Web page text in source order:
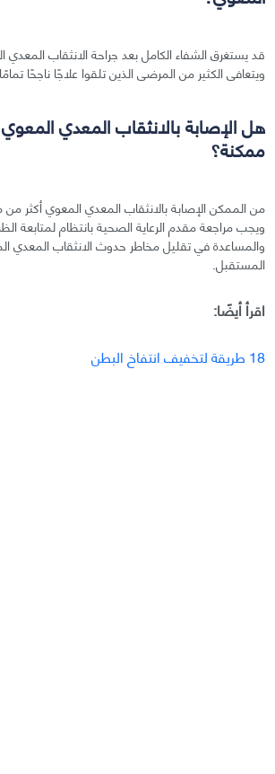
قد يستغرق الشفاء الكامل بعد جراحة الانثقاب المعدي
ويتعافى الكثير من المرضى الذين تلقوا علاجًا ناجحًا
هل الإصابة بالانثقاب المعدي
ممكنة؟
من الممكن الإصابة بالانثقاب المعدي المعوي أكثر من
ويجب مراجعة مقدم الرعاية الصحية بانتظام لمتابعة
والمساعدة في تقليل مخاطر حدوث الانثقاب المعدي
المستقبل.
اقرأ أيضًا:
18 طريقة لتخفيف انتفاخ البطن